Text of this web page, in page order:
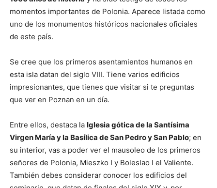
momentos importantes de Polonia. Aparece listada como
uno de los monumentos históricos nacionales oficiales
de este país.
Se cree que los primeros asentamientos humanos en
esta isla datan del siglo VIII. Tiene varios edificios
impresionantes, que tienes que visitar si te preguntas
que ver en Poznan en un día.
Entre ellos, destaca la Iglesia gótica de la Santísima
Virgen María y la Basílica de San Pedro y San Pablo; en
su interior, vas a poder ver el mausoleo de los primeros
señores de Polonia, Mieszko I y Boleslao I el Valiente.
También debes considerar conocer los edificios del